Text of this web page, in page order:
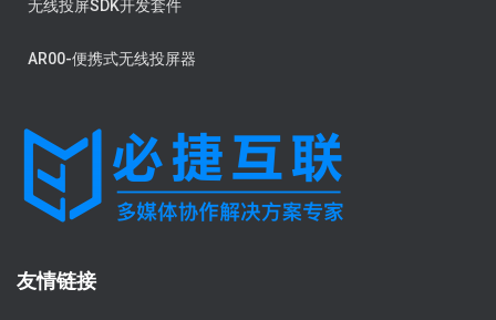
无线投屏SDK开发套件
AR00-便携式无线投屏器
友情链接